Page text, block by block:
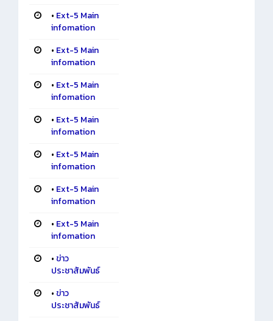
• Ext-5 Main
infomation
• Ext-5 Main
infomation
• Ext-5 Main
infomation
• Ext-5 Main
infomation
• Ext-5 Main
infomation
• Ext-5 Main
infomation
• Ext-5 Main
infomation
• ข่าว
ประชาสัมพันธ์
• ข่าว
ประชาสัมพันธ์